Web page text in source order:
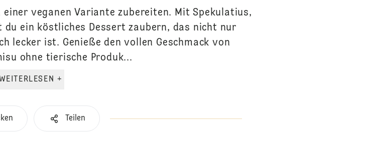
veganen Variante zubereiten. Mit Spekulatius,
ein köstliches Dessert zaubern, das nicht nur
lecker ist. Genieße den vollen Geschmack von
ohne tierische Produk...
WEITERLESEN +
Teilen